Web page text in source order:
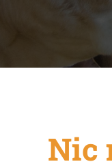
Nic